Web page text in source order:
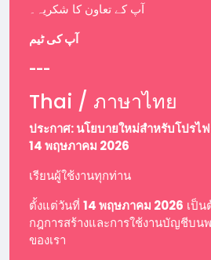
آپ کے تعاون کا شکریہ۔
آپ کی ٹیم
---
Thai / ภาษาไทย
ประกาศ: นโยบายใหม่สำหรับโปรไ
14 พฤษภาคม 2026
เรียนผู้ใช้งานทุกท่าน
ตั้งแต่วันที่ 14 พฤษภาคม 2026 เป็น
กฎการสร้างและการใช้งานบัญชีบน
ของเรา